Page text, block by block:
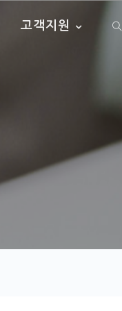
고객지원